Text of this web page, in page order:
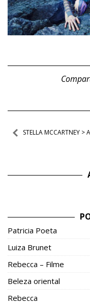
Navegação
STELLA MCCARTNEY >
Patricia Poeta
Luiza Brunet
Rebecca – Filme
Beleza oriental
Rebecca